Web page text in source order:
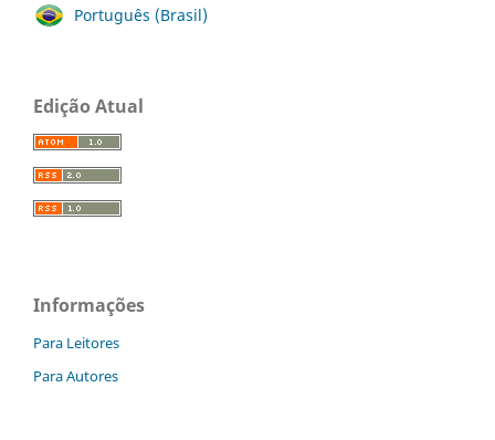
Português (Brasil)
Edição Atual
Informações
Para Leitores
Para Autores